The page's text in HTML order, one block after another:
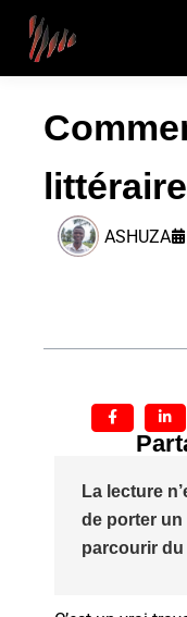
ASHUZA
La lecture
de porter un
parcourir du